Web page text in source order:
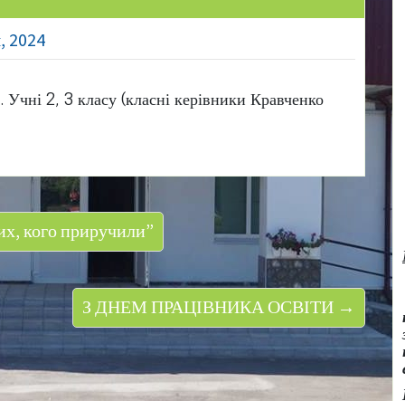
2024
2, 3 класу (класні керівники Кравченко
кого приручили”
З ДНЕМ ПРАЦІВНИКА ОСВІТИ →